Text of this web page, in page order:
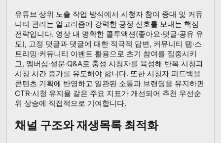
유튜브 상위 노출 작업 방식에서 시청자 참여 증대 및 커뮤
니티 관리는 알고리즘에 강력한 긍정 신호를 보내는 핵심
전략입니다. 영상 내 명확한 콜투액션(좋아요·댓글·공유 유
도), 고정 댓글과 댓글에 대한 적극적 답변, 커뮤니티 탭·스
트리밍·커뮤니티 이벤트 활용으로 초기 참여를 집중시키
고, 멤버십·설문·Q&A로 충성 시청자를 육성해 반복 시청과
시청 시간 증가를 유도해야 합니다. 또한 시청자 피드백을
콘텐츠 기획에 반영하고 일관된 소통과 브랜딩을 유지하면
CTR·시청 유지율 같은 주요 지표가 개선되어 추천 우선순
위 상승에 직접적으로 기여합니다.
채널 구조와 재생목록 최적화